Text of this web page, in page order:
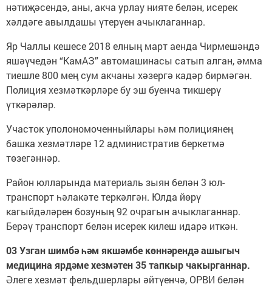
нәтиҗәсендә, аны, акча урлау нияте белән, исерек
хәлдәге авылдашы үтерүен ачыклаганнар.
Яр Чаллы кешесе 2018 елның март аенда Чирмешәндә
яшәүчедән “КамАЗ” автомашинасы сатып алган, әмма
тиешле 800 мең сум акчаны хәзергә кадәр бирмәгән.
Полиция хезмәткәрләре бу эш буенча тикшерү
үткәрәләр.
Участок уполономоченныйлары һәм полициянең
башка хезмәтләре 12 административ беркетмә
төзегәннәр.
Район юлларында материаль зыян белән 3 юл-
транспорт һәлакәте теркәлгән. Юлда йөрү
кагыйдәләрен бозуның 92 очрагын ачыклаганнар.
Берәү транспорт белән исерек килеш идарә иткән.
03 Узган шимбә һәм якшәмбе көннәрендә ашыгыч
медицина ярдәме хезмәтен 35 тапкыр чакырганнар.
Әлеге хезмәт фельдшерлары әйтүенчә, ОРВИ белән